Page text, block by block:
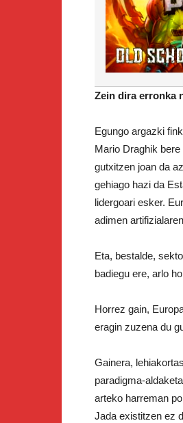
Zein dira erronka
Egungo argazki
Mario Draghik
gutxitzen joan da
gehiago hazi da
lidergoari esker.
adimen
Eta, bestalde,
badiegu ere, arlo
Horrez gain,
eragin zuzena du
Gainera,
paradigma-
arteko harreman
Jada existitzen ez